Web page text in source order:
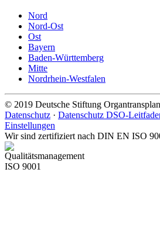
Nord
Nord-Ost
Ost
Bayern
Baden-Württemberg
Mitte
Nordrhein-Westfalen
© 2019 Deutsche Stiftung
Datenschutz · Datenschutz DSO-
Einstellungen
Wir sind zertifiziert nach DIN EN ISO